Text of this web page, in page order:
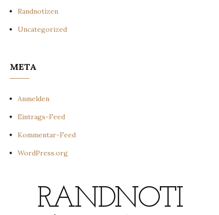
Randnotizen
Uncategorized
META
Anmelden
Eintrags-Feed
Kommentar-Feed
WordPress.org
RANDNOTI